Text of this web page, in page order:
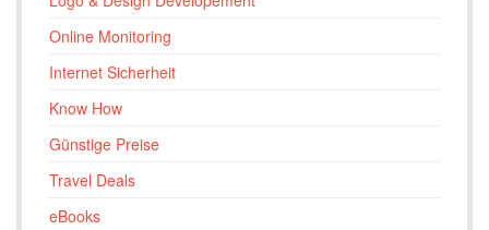
Online Monitoring
Internet Sicherheit
Know How
Günstige Preise
Travel Deals
eBooks